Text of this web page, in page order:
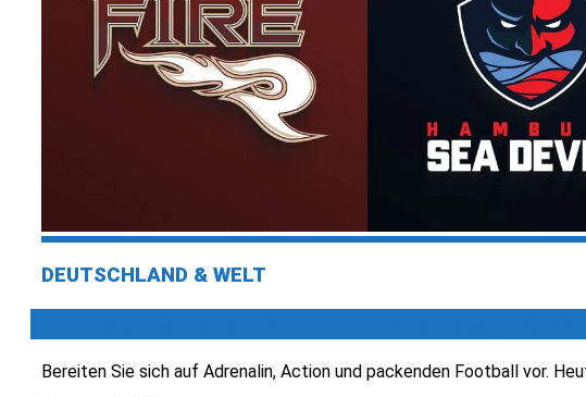
DEUTSCHLAND & WELT
Bereiten Sie sich auf Adrenalin, Action und packenden Football vor.